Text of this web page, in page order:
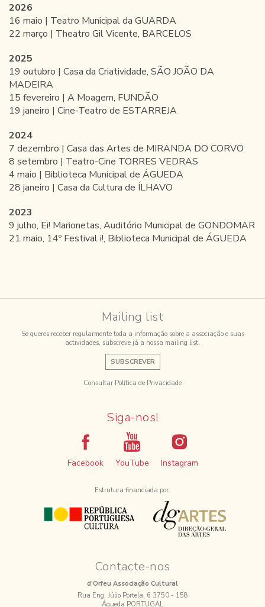
2026
16 maio | Teatro Municipal da GUARDA
22 março | Theatro Gil Vicente, BARCELOS
2025
19 outubro | Casa da Criatividade, SÃO JOÃO DA
MADEIRA
15 fevereiro | A Moagem, FUNDÃO
19 janeiro | Cine-Teatro de ESTARREJA
2024
7 dezembro | Casa das Artes de MIRANDA DO CORVO
8 setembro | Teatro-Cine TORRES VEDRAS
4 maio | Biblioteca Municipal de ÁGUEDA
28 janeiro | Casa da Cultura de ÍLHAVO
2023
9 julho, Ei! Marionetas, Auditório Municipal de GONDOMAR
21 maio, 14º Festival i!, Biblioteca Municipal de ÁGUEDA
Mailing list
Se queres receber regularmente toda a informação sobre a associação e suas
actividades, subscreve já a nossa mailing list.
SUBSCREVER
Consultar Política de Privacidade
Siga-nos!
Facebook YouTube Instagram
Estrutura financiada por:
Contacte-nos
d’Orfeu Associação Cultural
Rua Eng. Júlio Portela, 6 3750 - 158
Águeda PORTUGAL